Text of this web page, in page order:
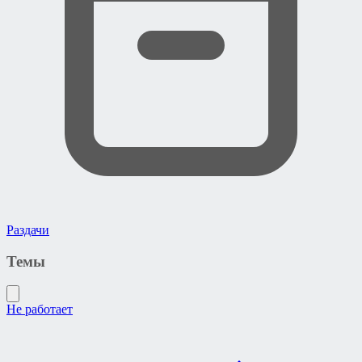
Раздачи
Темы
Не работает